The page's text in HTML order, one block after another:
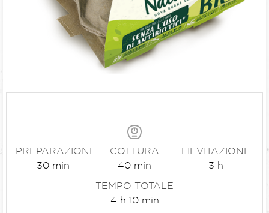
PREPARAZIONE
30 min
COTTURA
40 min
LIEVITAZIONE
3 h
TEMPO TOTALE
4 h 10 min